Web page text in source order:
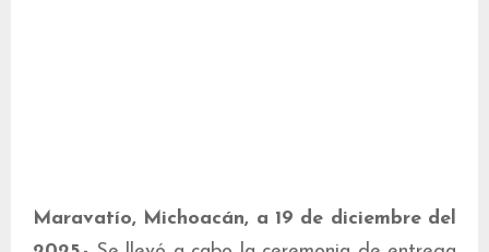
Maravatío, Michoacán, a 19 de diciembre del